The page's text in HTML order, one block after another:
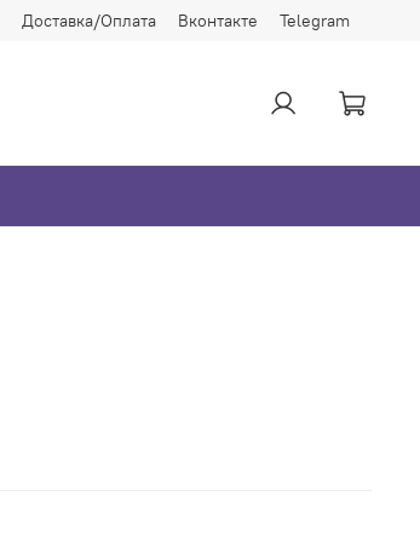
Доставка/Оплата Вконтакте Telegram